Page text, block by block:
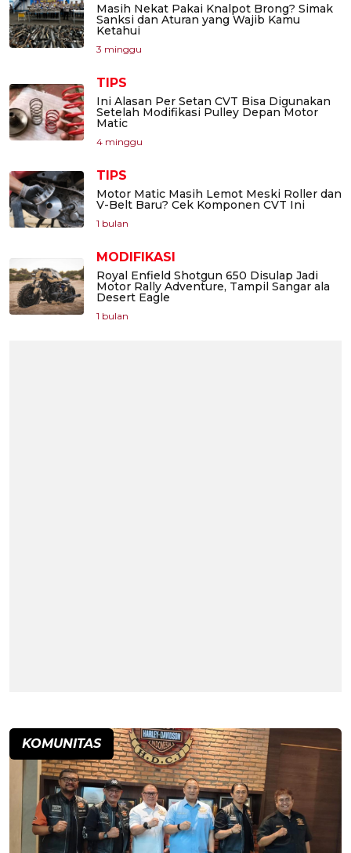
Masih Nekat Pakai Knalpot Brong? Simak
Sanksi dan Aturan yang Wajib Kamu
Ketahui
3 minggu
TIPS
Ini Alasan Per Setan CVT Bisa Digunakan
Setelah Modifikasi Pulley Depan Motor
Matic
4 minggu
TIPS
Motor Matic Masih Lemot Meski Roller dan
V-Belt Baru? Cek Komponen CVT Ini
1 bulan
MODIFIKASI
Royal Enfield Shotgun 650 Disulap Jadi
Motor Rally Adventure, Tampil Sangar ala
Desert Eagle
1 bulan
KOMUNITAS